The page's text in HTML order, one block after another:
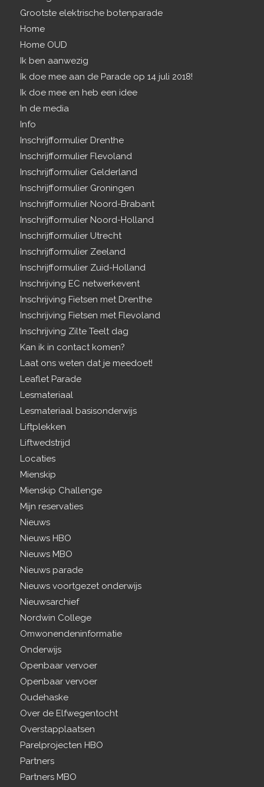
Grootste elektrische botenparade
Home
Home OUD
Ik ben aanwezig
Ik doe mee aan de Parade op 14 juli 2018!
Ik doe mee en heb een idee
In de media
Info
Inschrijfformulier Drenthe
Inschrijfformulier Flevoland
Inschrijfformulier Gelderland
Inschrijfformulier Groningen
Inschrijfformulier Noord-Brabant
Inschrijfformulier Noord-Holland
Inschrijfformulier Utrecht
Inschrijfformulier Zeeland
Inschrijfformulier Zuid-Holland
Inschrijving EC netwerkevent
Inschrijving Fietsen met Drenthe
Inschrijving Fietsen met Flevoland
Inschrijving Zilte Teelt dag
Kan ik in contact komen?
Laat ons weten dat je meedoet!
Leaflet Parade
Lesmateriaal
Lesmateriaal basisonderwijs
Liftplekken
Liftwedstrijd
Locaties
Mienskip
Mienskip Challenge
Mijn reservaties
Nieuws
Nieuws HBO
Nieuws MBO
Nieuws parade
Nieuws voortgezet onderwijs
Nieuwsarchief
Nordwin College
Omwonendeninformatie
Onderwijs
Openbaar vervoer
Openbaar vervoer
Oudehaske
Over de Elfwegentocht
Overstapplaatsen
Parelprojecten HBO
Partners
Partners MBO